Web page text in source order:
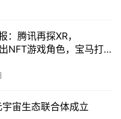
：腾讯再探XR，
NFT游戏角色，宝马打
宙生态联合体成立